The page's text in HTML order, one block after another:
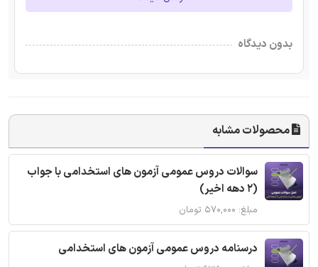
بدون دیدگاه
محصولات مشابه
سوالات دروس عمومی آزمون های استخدامی با جواب
(2 دهه اخیر)
مبلغ: ۵۷۰,۰۰۰ تومان
درسنامه دروس عمومی آزمون های استخدامی